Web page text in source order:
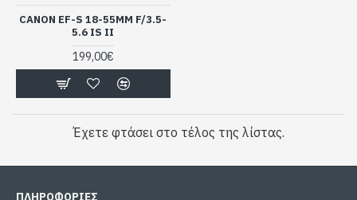
CANON EF-S 18-55MM F/3.5-
5.6 IS II
199,00€
Έχετε φτάσει στο τέλος της λίστας.
ΠΛΗΡΟΦΟΡΙΕΣ